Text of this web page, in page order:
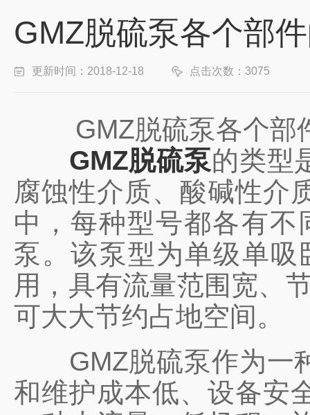
GMZ脱硫泵各个部
更新时间：2018-12-18 点击次数：3075
GMZ脱硫泵各个部
GMZ脱硫泵的类型
腐蚀性介质、酸碱性介
中，每种型号都各有
泵。该泵型为单级单
用，具有流量范围宽、
可大大节约占地空间。
GMZ脱硫泵作为一种
和维护成本低、设备安